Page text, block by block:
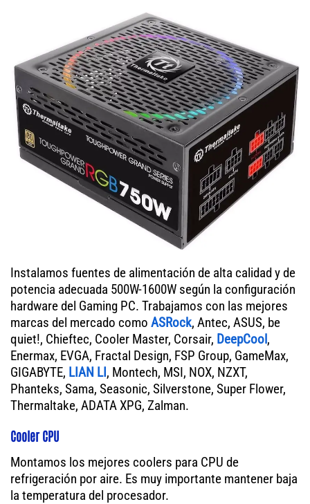
Instalamos fuentes de alimentación de alta calidad y de
potencia adecuada 500W-1600W según la configuración
hardware del Gaming PC. Trabajamos con las mejores
marcas del mercado como ASRock, Antec, ASUS, be
quiet!, Chieftec, Cooler Master, Corsair, DeepCool,
Enermax, EVGA, Fractal Design, FSP Group, GameMax,
GIGABYTE, LIAN LI, Montech, MSI, NOX, NZXT,
Phanteks, Sama, Seasonic, Silverstone, Super Flower,
Thermaltake, ADATA XPG, Zalman.
Cooler CPU
Montamos los mejores coolers para CPU de
refrigeración por aire. Es muy importante mantener baja
la temperatura del procesador.